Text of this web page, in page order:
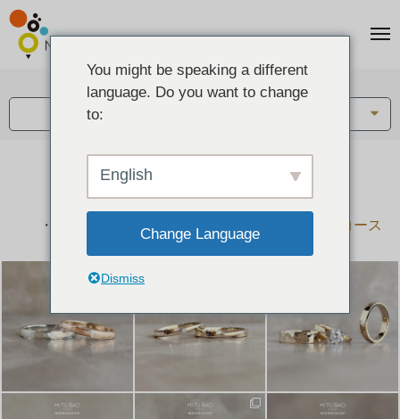
結婚指輪とペアリングのデザイン集
下記コースで手作りされた作品をご紹介します
手作り結婚指輪コース
手作りペアリングコース
You might be speaking a different
language. Do you want to change
to:
English
Change Language
Dismiss